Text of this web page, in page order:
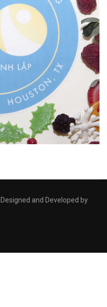
Designed and Developed by